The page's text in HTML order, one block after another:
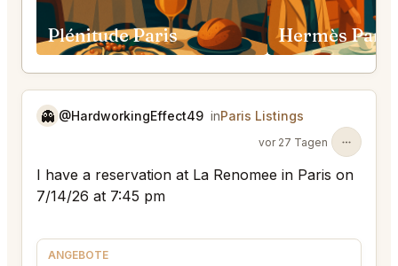
Plénitude Paris Hermès Paris
👻 @HardworkingEffect49 inParis Listings
vor 27 Tagen
I have a reservation at La Renomee in Paris on
7/14/26 at 7:45 pm
ANGEBOTE